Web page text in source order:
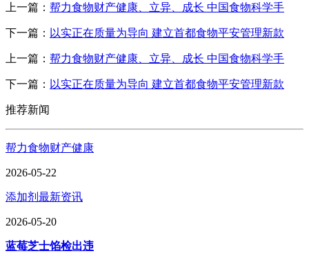
上一篇： 帮力食物财产健康、立异、成长 中国食物科学手
下一篇： 以实正在质量为导向 建立首都食物平安管理新款
上一篇： 帮力食物财产健康、立异、成长 中国食物科学手
下一篇： 以实正在质量为导向 建立首都食物平安管理新款
推荐新闻
帮力食物财产健康
2026-05-22
添加剂最新资讯
2026-05-20
蓝莓芝士馅检出违